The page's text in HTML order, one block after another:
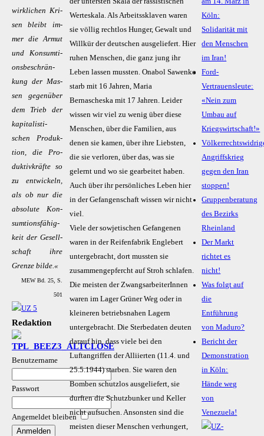
wirk­li­chen Kri­
sen bleibt im­
mer die Ar­mut
und Kon­sum­­ti­
ons­­be­­schrän­
kung der Mas­
sen ge­gen­über
dem Trieb der
ka­pi­­ta­­lis­­ti­­
schen Pro­duk­
ti­on, die Pro­
duk­­ti­v­kräf­te so
zu ent­wi­ckeln,
als ob nur die
ab­so­lu­te Kon­­
sum­­ti­ons­­­fä­hi­g­
keit der Ge­sel­l­­
schaft ih­re
Gren­ze bil­de.«
MEW Bd. 25, S.
501
Redaktion
Benutzername
Passwort
Angemeldet bleiben
Werteskala. Als Arbeitssklaven waren
sie völlig rechtlos Hunger, Gewalt und
Willkür der deutschen ausgeliefert. Hier
ruhen Menschen, die ganz jung ihr
Leben lassen mussten. Onabol Sawenko
starb mit 16 Jahren, Maria
Bernascheska mit 17 Jahren. Leider
wissen wir viel zu wenig über diese
Menschen, über die Familien, aus
denen sie kamen, über ihre Liebsten,
die sie verloren, über das, was sie
gelernt und wo sie gearbeitet haben.
Auch über ihr persönliches Leben hier
in der Gefangenschaft wissen wir nicht
viel.
Viele der sowjetischen Gefangenen
waren in der Reifenfabrik Englebert
untergebracht, dort mussten sie
zusammengepfercht auf Stroh schlafen.
Die meisten der ZwangsarbeiterInnen
waren im Lager Grüner Weg oder in
kleineren betriebsnahen Lagern
untergebracht. Die Sterbedaten deuten
darauf hin, dass viele bei den
Luftangriffen der Alliierten (11.4. und
25.5.1944) starben. Sie waren den
Bomben schutzlos ausgeliefert, sie
durften die Schutzbunker und Keller
nicht aufsuchen. Ansonsten sind die
meisten dieser Menschen verhungert,
Köln:
Solidarität mit
den Menschen
im Iran!
Ford-
Vertrauensleute:
«Nein zum
Umbau auf
Kriegswirtschaft!»
Angriffskrieg
gegen den Iran
stoppen!
Gruppenberatung
des Bezirks
Rheinland
Der Markt
richtet es
nicht!
Was folgt auf
die
Entführung
von Maduro?
Bericht der
Demonstration
in Köln:
Hände weg
von
Venezuela!